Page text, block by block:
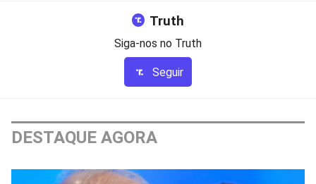
Truth
Siga-nos no Truth
Seguir
DESTAQUE AGORA